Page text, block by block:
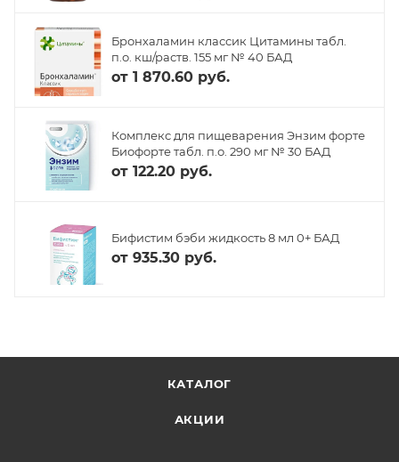
Бронхаламин классик Цитамины табл.
п.о. кш/раств. 155 мг № 40 БАД
от 1 870.60 руб.
Комплекс для пищеварения Энзим форте
Биофорте табл. п.о. 290 мг № 30 БАД
от 122.20 руб.
Бифистим бэби жидкость 8 мл 0+ БАД
от 935.30 руб.
КАТАЛОГ
АКЦИИ